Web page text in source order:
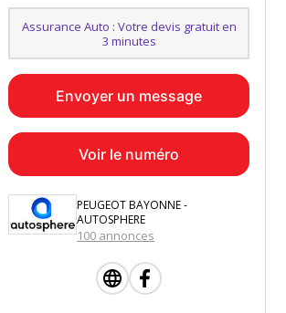
Assurance Auto : Votre devis gratuit en
3 minutes
Envoyer un message
Voir le numéro
PEUGEOT BAYONNE -
AUTOSPHERE
100 annonces